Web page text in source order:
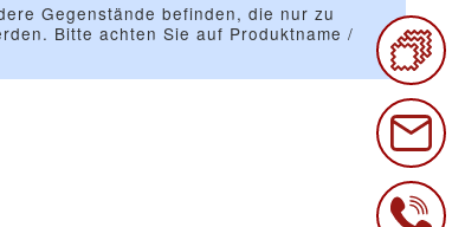
Gegenstände befinden, die nur zu
Bitte achten Sie auf Produktname /